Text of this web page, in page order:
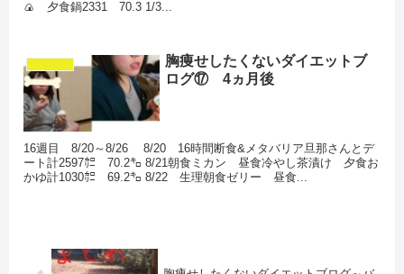
🍙 夕食鍋2331 70.3 1/3...
胸痩せしたくないダイエットブ
ログ⑰ 4ヵ月後
16週目 8/20～8/26 8/20 16時間断食&メタバリア旦那さんとデ
ート計2597㌍ 70.2㌔ 8/21朝食ミカン 昼食冷やし茶漬け 夕食お
かゆ計1030㌍ 69.2㌔ 8/22 生理朝食ゼリー 昼食...